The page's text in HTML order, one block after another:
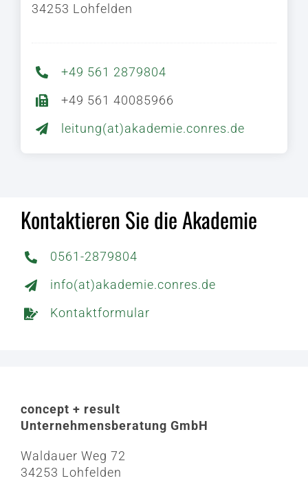
34253 Lohfelden
+49 561 2879804
+49 561 40085966
leitung(at)akademie.conres.de
Kontaktieren Sie die Akademie
0561-2879804
info(at)akademie.conres.de
Kontaktformular
concept + result
Unternehmensberatung GmbH
Waldauer Weg 72
34253 Lohfelden